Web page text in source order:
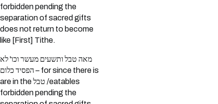
forbidden pending the
separation of sacred gifts
does not return to become
like [First] Tithe.
מאה טבל ותשעים מעשר וכו' לא
הפסיד כלום – for since there is
are in the טבל /eatables
forbidden pending the